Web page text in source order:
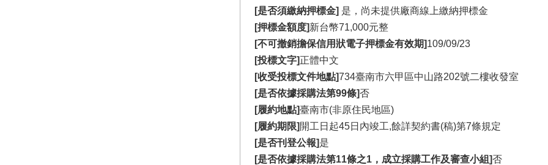
[是否須繳納押標金] 是，尚未提供廠商線上繳納押標金
[押標金額度]新台幣71,000元整
[不可撤銷擔保信用狀電子押標金有效期]109/09/23
[投標文字]正體中文
[收受投標文件地點]734臺南市六甲區中山路202號二樓收發室
[是否依據採購法第99條]否
[履約地點]臺南市(非原住民地區)
[履約期限] 開工日起45日內竣工,餘詳契約書(稿)第7條規定
[是否刊登公報]是
[是否依據採購法第11條之1，成立採購工作及審查小組]否